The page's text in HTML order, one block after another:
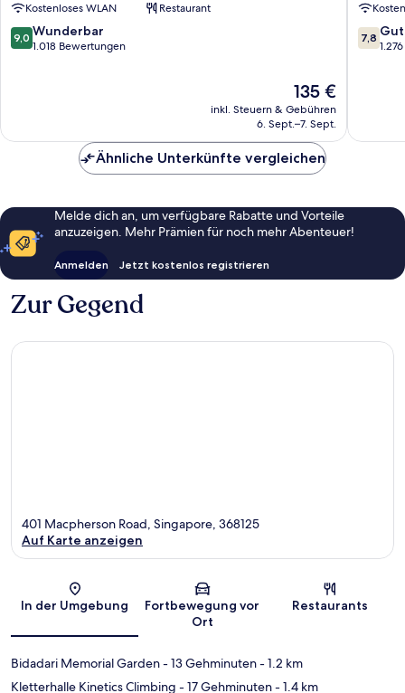
Katong
by
IHG
Kostenloses WLAN
Restaurant
9.0
von
9,0 Wunderbar
1.018 Bewertungen
Der
Preis
beträgt
135 €
inkl. Steuern & Gebühren
6. Sept.–7. Sept.
7.8
von
7,8 Gut
Ähnliche Unterkünfte vergleichen
Melde dich an, um verfügbare Rabatte und Vorteile
anzuzeigen. Mehr Prämien für noch mehr Abenteuer!
Anmelden Jetzt kostenlos registrieren
Zur Gegend
Karte
401 Macpherson Road, Singapore, 368125
Auf Karte anzeigen
In der Umgebung
Fortbewegung vor
Ort
Restaurants
Bidadari Memorial Garden- 13 Gehminuten- 1.2 km
Kletterhalle Kinetics Climbing - 17 Gehminuten- 1.4 km